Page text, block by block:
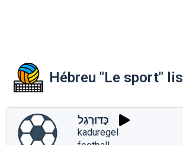
Hébreu "Le sport"
כַּדּוּרֶגֶל
kaduregel